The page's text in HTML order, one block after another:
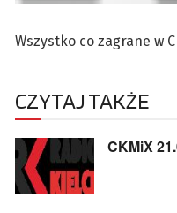
Wszystko co zagrane w
CZYTAJ TAKŻE
CKMiX